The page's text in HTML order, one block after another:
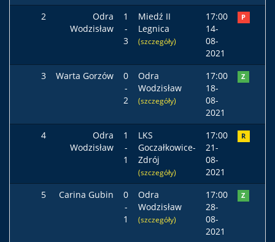
2
Odra
Wodzisław
1
-
3
Miedź II
Legnica
(szczegóły)
17:00
14-
08-
2021
P
3 Warta Gorzów
0
-
2
Odra
Wodzisław
(szczegóły)
17:00
18-
08-
2021
Z
4
Odra
Wodzisław
1
-
1
LKS
Goczałkowice-
Zdrój
(szczegóły)
17:00
21-
08-
2021
R
5 Carina Gubin
0
-
1
Odra
Wodzisław
(szczegóły)
17:00
28-
08-
2021
Z